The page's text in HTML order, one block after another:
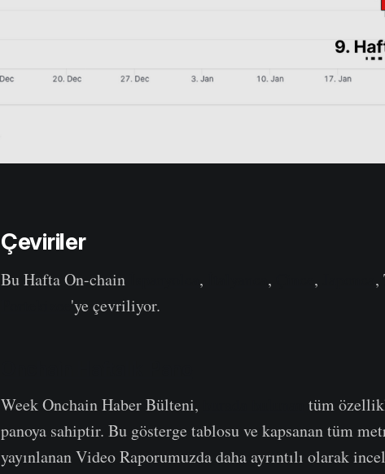
Çeviriler
Bu Hafta On-chain , , , ,
'ye çevriliyor.
Week Onchain Haber Bülteni,
tüm
panoya sahiptir. Bu gösterge tablosu ve kapsanan tüm
yayınlanan Video Raporumuzda daha ayrıntılı olarak